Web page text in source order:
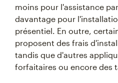
moins pour l'assistance
davantage pour
présentiel. En outre,
proposent des frais
tandis que d'autres
forfaitaires ou encore des